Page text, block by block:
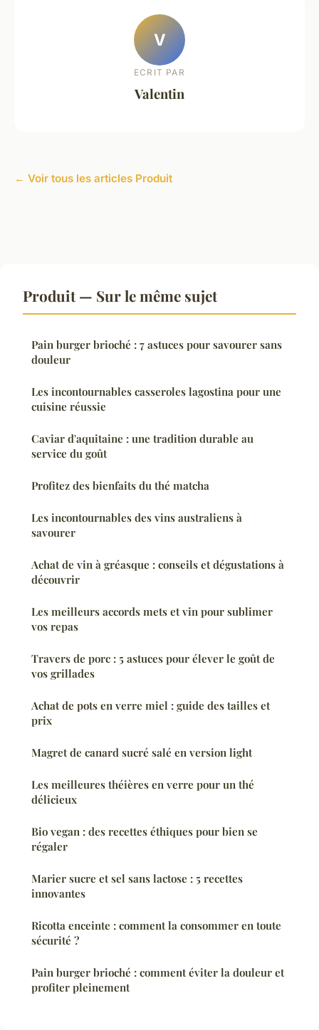
V
ECRIT PAR
Valentin
← Voir tous les articles Produit
Produit — Sur le même sujet
Pain burger brioché : 7 astuces pour savourer sans
douleur
Les incontournables casseroles lagostina pour une
cuisine réussie
Caviar d'aquitaine : une tradition durable au
service du goût
Profitez des bienfaits du thé matcha
Les incontournables des vins australiens à
savourer
Achat de vin à gréasque : conseils et dégustations à
découvrir
Les meilleurs accords mets et vin pour sublimer
vos repas
Travers de porc : 5 astuces pour élever le goût de
vos grillades
Achat de pots en verre miel : guide des tailles et
prix
Magret de canard sucré salé en version light
Les meilleures théières en verre pour un thé
délicieux
Bio vegan : des recettes éthiques pour bien se
régaler
Marier sucre et sel sans lactose : 5 recettes
innovantes
Ricotta enceinte : comment la consommer en toute
sécurité ?
Pain burger brioché : comment éviter la douleur et
profiter pleinement